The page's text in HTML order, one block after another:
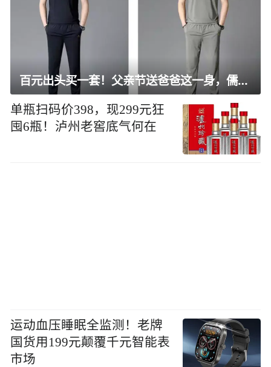
百元出头买一套！父亲节送爸爸这一身，儒雅有型还凉爽
单瓶扫码价398，现299元狂
囤6瓶！泸州老窖底气何在
运动血压睡眠全监测！老牌
国货用199元颠覆千元智能表
市场